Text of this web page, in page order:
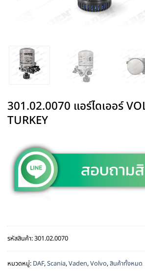
301.02.0070 แอร์ไดเออร์
TURKEY
รหัสสินค้า:301.02.0070
หมวดหมู่: DAF,Scania,Vaden,Volvo,สินค้าทั้งหมด